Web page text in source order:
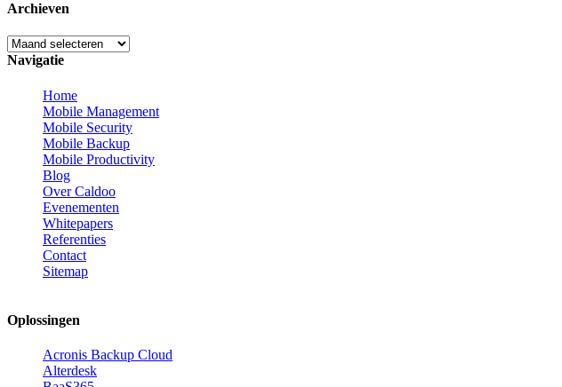
Archieven
Archieven
Navigatie
Home
Mobile Management
Mobile Security
Mobile Backup
Mobile Productivity
Blog
Over Caldoo
Evenementen
Whitepapers
Referenties
Contact
Sitemap
Oplossingen
Acronis Backup Cloud
Alterdesk